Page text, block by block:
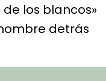
de los blancos»
hombre detrás